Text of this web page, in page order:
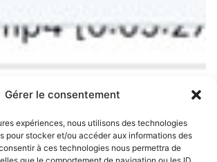
Gérer le consentement
expériences, nous utilisons des technologies
pour stocker et/ou accéder aux informations des
à ces technologies nous permettra de